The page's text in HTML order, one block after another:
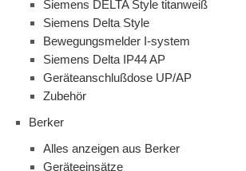
Siemens DELTA Style titanweiß
Siemens Delta Style
Bewegungsmelder I-system
Siemens Delta IP44 AP
Geräteanschlußdose UP/AP
Zubehör
Berker
Alles anzeigen aus Berker
Geräteeinsätze